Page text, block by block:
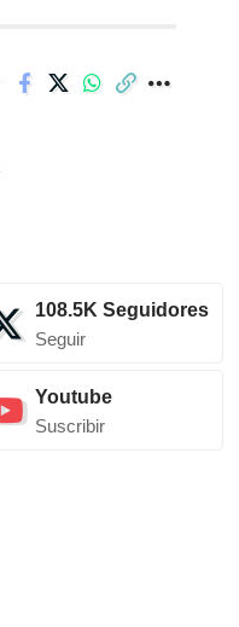
108.5K Seguidores
Seguir
Youtube
Suscribir